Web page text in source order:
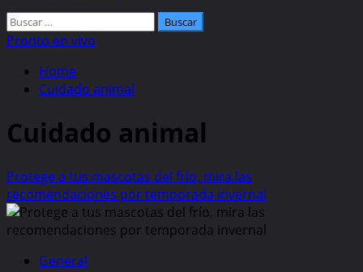
Buscar:
Pronto en vivo
Home
Cuidado animal
Cuidado animal
Protege a tus mascotas del frío, mira las
recomendaciones por temporada invernal
General